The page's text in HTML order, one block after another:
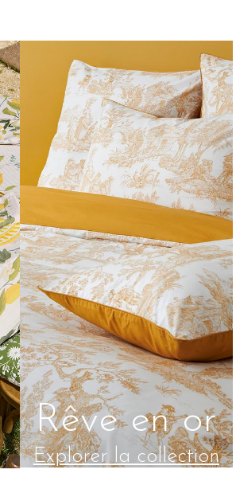
Rêve en or
Explorer la collection